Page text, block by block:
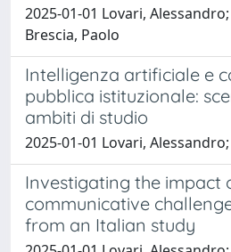
2025-01-01 Lovari,
Brescia, Paolo
Intelligenza artificiale e
pubblica istituzionale:
ambiti di studio
2025-01-01 Lovari,
Investigating the impact
communicative
from an Italian study